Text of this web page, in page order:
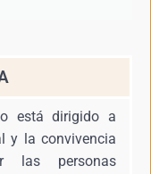
está dirigido a
y la convivencia
las personas